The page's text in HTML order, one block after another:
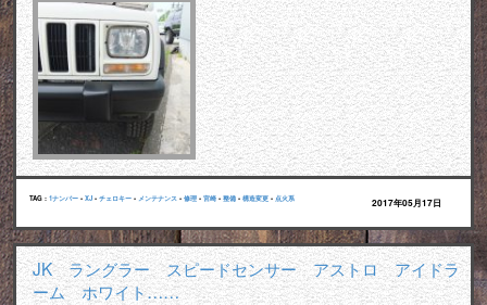
TAG : 1ナンバー • XJ • チェロキー • メンテナンス • 修理 • 宮崎 • 整備 • 構造変更 • 点火系 2017年05月17日
JK ラングラー スピードセンサー アストロ アイドラ
ーム ホワイト……